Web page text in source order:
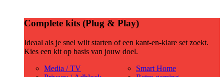
Complete kits (Plug & Play)
Ideaal als je snel wilt starten of een kant-en-klare set zoekt.
Kies een kit op basis van jouw doel.
Media / TV
Smart Home